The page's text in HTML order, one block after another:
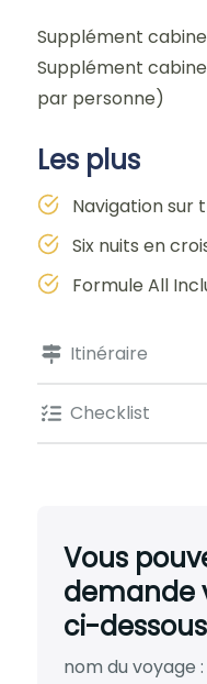
Itinéraire
Checklist
Supplément
Supplément
par personne)
Les plus
Navigation sur
Six nuits en
Formule All
Vous
demande
ci-
nom du voyage :